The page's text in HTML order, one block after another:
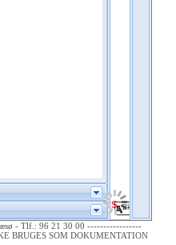
- Tlf.: 96 21 30 00 -----------------
BRUGES SOM DOKUMENTATION